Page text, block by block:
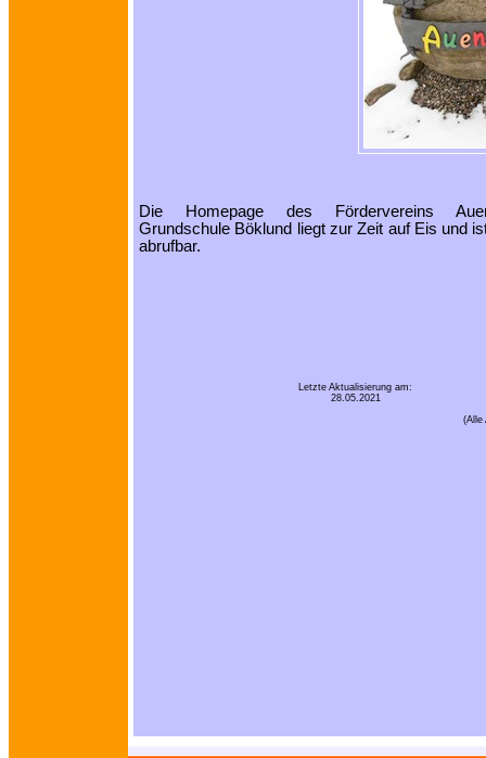
Die Homepage des Fördervereins
Grundschule Böklund liegt zur Zeit auf Eis und
abrufbar.
Letzte Aktualisierung am:
28.05.2021
(Alle